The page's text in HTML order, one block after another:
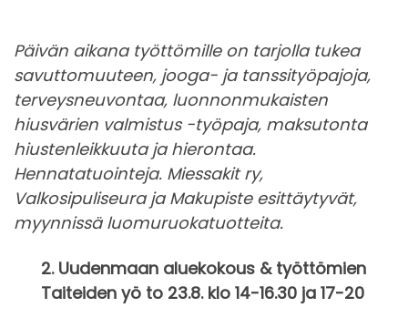
Päivän aikana työttömille on tarjolla tukea
savuttomuuteen, jooga- ja tanssityöpajoja,
terveysneuvontaa, luonnonmukaisten
hiusvärien valmistus -työpaja, maksutonta
hiustenleikkuuta ja hierontaa.
Hennatatuointeja. Miessakit ry,
Valkosipuliseura ja Makupiste esittäytyvät,
myynnissä luomuruokatuotteita.
2. Uudenmaan aluekokous & työttömien
Taiteiden yö to 23.8. klo 14-16.30 ja 17-20